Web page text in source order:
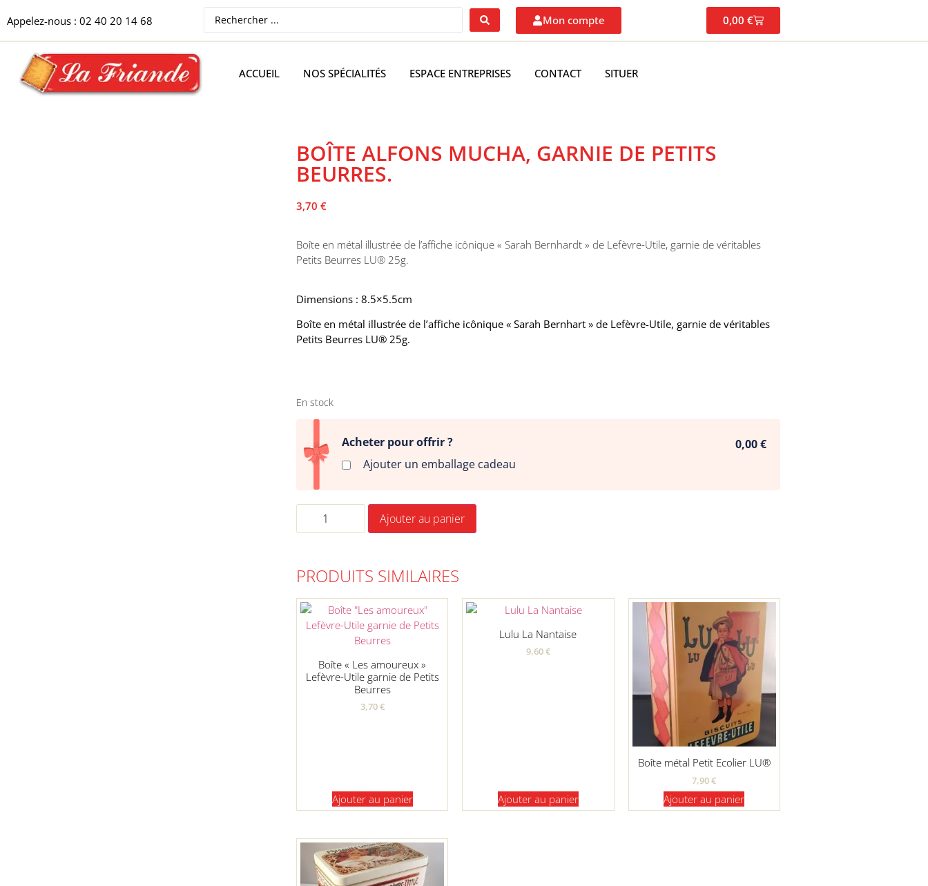
Appelez-nous : 02 40 20 14 68 Mon compte 0,00 €
ACCUEIL NOS SPÉCIALITÉS ESPACE ENTREPRISES CONTACT SITUER
BOÎTE ALFONS MUCHA, GARNIE DE PETITS
BEURRES.
3,70 €
Boîte en métal illustrée de l’affiche icônique « Sarah Bernhardt » de Lefèvre-Utile, garnie de véritables
Petits Beurres LU® 25g.
Dimensions : 8.5×5.5cm
Boîte en métal illustrée de l’affiche icônique « Sarah Bernhart » de Lefèvre-Utile, garnie de véritables
Petits Beurres LU® 25g.
En stock
Acheter pour offrir ?
Ajouter un emballage cadeau
0,00 €
Ajouter au panier
PRODUITS SIMILAIRES
Boîte « Les amoureux »
Lefèvre-Utile garnie de Petits
Beurres
3,70€
Ajouter au panier
Lulu La Nantaise
9,60€
Ajouter au panier
Boîte métal Petit Ecolier LU®
7,90€
Ajouter au panier